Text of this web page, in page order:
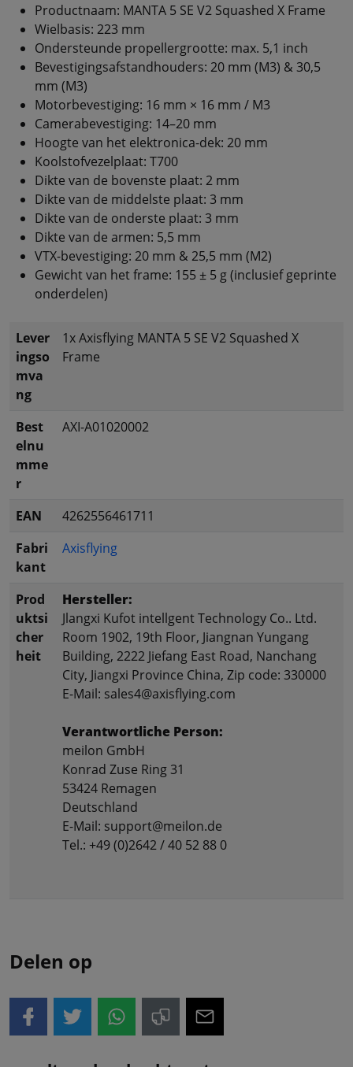
Productnaam: MANTA 5 SE V2 Squashed X Frame
Wielbasis: 223 mm
Ondersteunde propellergrootte: max. 5,1 inch
Bevestigingsafstandhouders: 20 mm (M3) & 30,5
mm (M3)
Motorbevestiging: 16 mm × 16 mm / M3
Camerabevestiging: 14–20 mm
Hoogte van het elektronica-dek: 20 mm
Koolstofvezelplaat: T700
Dikte van de bovenste plaat: 2 mm
Dikte van de middelste plaat: 3 mm
Dikte van de onderste plaat: 3 mm
Dikte van de armen: 5,5 mm
VTX-bevestiging: 20 mm & 25,5 mm (M2)
Gewicht van het frame: 155 ± 5 g (inclusief geprinte
onderdelen)
Lever
ingso
mva
ng
1x Axisflying MANTA 5 SE V2 Squashed X
Frame
Best
elnu
mme
r
AXI-A01020002
EAN
4262556461711
Fabri
kant
Axisflying
Prod
uktsi
cher
heit
Hersteller:
Jlangxi Kufot intellgent Technology Co.. Ltd.
Room 1902, 19th Floor, Jiangnan Yungang
Building, 2222 Jiefang East Road, Nanchang
City, Jiangxi Province China, Zip code: 330000
E-Mail: sales4@axisflying.com
Verantwortliche Person:
meilon GmbH
Konrad Zuse Ring 31
53424 Remagen
Deutschland
E-Mail: support@meilon.de
Tel.: +49 (0)2642 / 40 52 88 0
Delen op